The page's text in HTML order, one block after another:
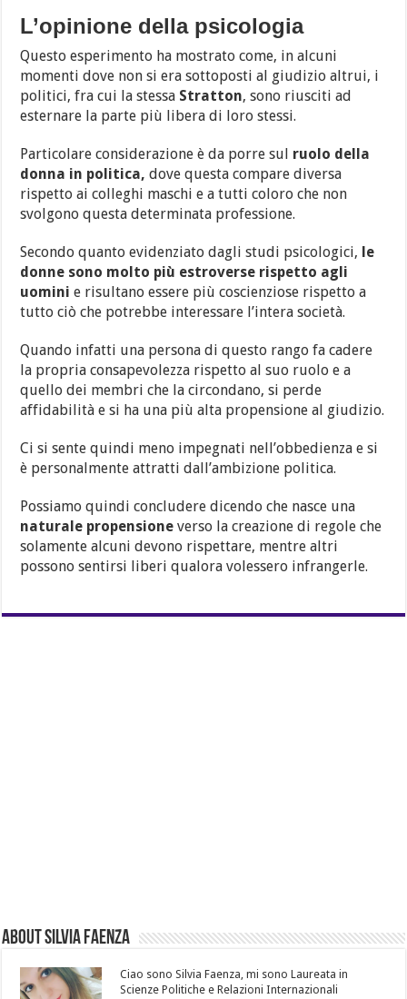
L’opinione della psicologia
Questo esperimento ha mostrato come, in alcuni
momenti dove non si era sottoposti al giudizio altrui, i
politici, fra cui la stessa Stratton, sono riusciti ad
esternare la parte più libera di loro stessi.
Particolare considerazione è da porre sul ruolo della
donna in politica,dove questa compare diversa
rispetto ai colleghi maschi e a tutti coloro che non
svolgono questa determinata professione.
Secondo quanto evidenziato dagli studi psicologici, le
donne sono molto più estroverse rispetto agli
uomini e risultano essere più coscienziose rispetto a
tutto ciò che potrebbe interessare l’intera società.
Quando infatti una persona di questo rango fa cadere
la propria consapevolezza rispetto al suo ruolo e a
quello dei membri che la circondano, si perde
affidabilità e si ha una più alta propensione al giudizio.
Ci si sente quindi meno impegnati nell’obbedienza e si
è personalmente attratti dall’ambizione politica.
Possiamo quindi concludere dicendo che nasce una
naturale propensioneverso la creazione di regole che
solamente alcuni devono rispettare, mentre altri
possono sentirsi liberi qualora volessero infrangerle.
About Silvia Faenza
Ciao sono Silvia Faenza, mi sono Laureata in
Scienze Politiche e Relazioni Internazionali